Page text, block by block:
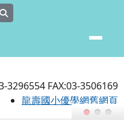
小學
3296554 FAX:03-3506169
龍壽國小優學網舊網頁